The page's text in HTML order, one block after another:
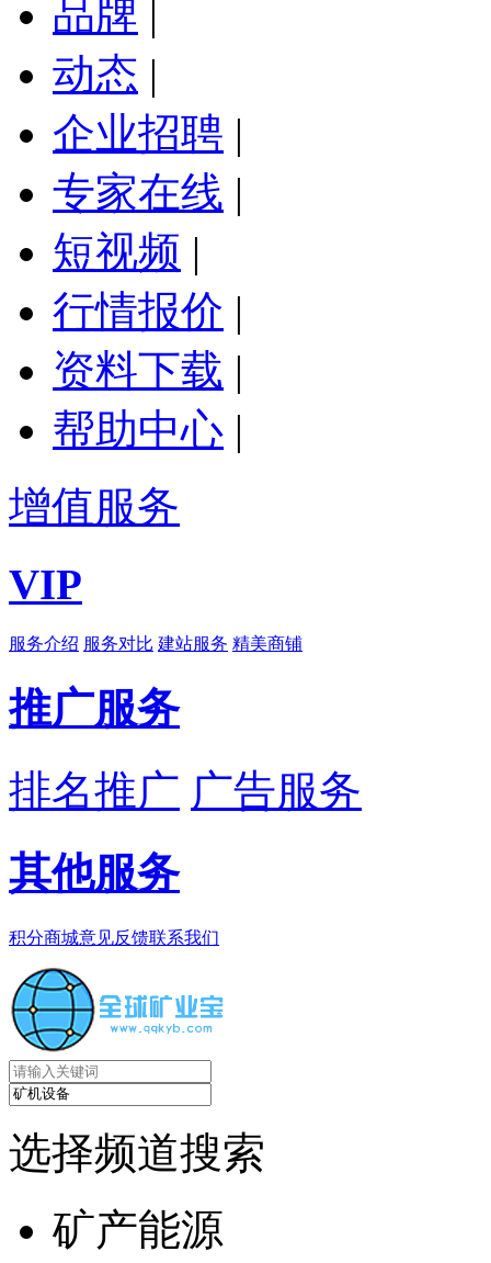
品牌 |
动态 |
企业招聘 |
专家在线 |
短视频 |
行情报价 |
资料下载 |
帮助中心 |
增值服务
VIP
服务介绍 服务对比 建站服务 精美商铺
推广服务
排名推广 广告服务
其他服务
积分商城意见反馈联系我们
选择频道搜索
矿产能源